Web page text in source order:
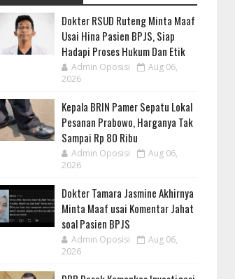
Dokter RSUD Ruteng Minta Maaf
Usai Hina Pasien BPJS, Siap
Hadapi Proses Hukum Dan Etik
Admin Oposisi
Aug 06,
2026
Kepala BRIN Pamer Sepatu Lokal
Pesanan Prabowo, Harganya Tak
Sampai Rp 80 Ribu
Admin Oposisi
Aug 06,
2026
Dokter Tamara Jasmine Akhirnya
Minta Maaf usai Komentar Jahat
soal Pasien BPJS
Admin Oposisi
Aug 06,
2026